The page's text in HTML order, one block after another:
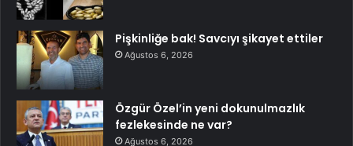
Pişkinliğe bak! Savcıyı şikayet ettiler
Ağustos 6, 2026
Özgür Özel’in yeni dokunulmazlık
fezlekesinde ne var?
Ağustos 6, 2026